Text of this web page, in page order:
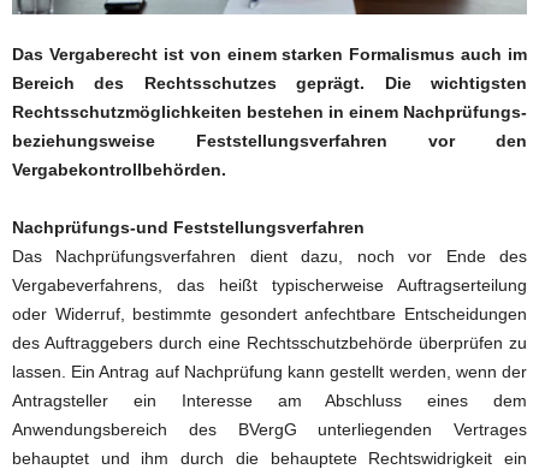
Das Vergaberecht ist von einem starken Formalismus auch im
Bereich des Rechtsschutzes geprägt. Die wichtigsten
Rechtsschutzmöglichkeiten bestehen in einem Nachprüfungs-
beziehungsweise Feststellungsverfahren vor den
Vergabekontrollbehörden.
Nachprüfungs-und Feststellungsverfahren
Das Nachprüfungsverfahren dient dazu, noch vor Ende des
Vergabeverfahrens, das heißt typischerweise Auftragserteilung
oder Widerruf, bestimmte gesondert anfechtbare Entscheidungen
des Auftraggebers durch eine Rechtsschutzbehörde überprüfen zu
lassen. Ein Antrag auf Nachprüfung kann gestellt werden, wenn der
Antragsteller ein Interesse am Abschluss eines dem
Anwendungsbereich des BVergG unterliegenden Vertrages
behauptet und ihm durch die behauptete Rechtswidrigkeit ein